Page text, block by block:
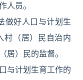
人员。
做好人口与计划生
村（居）民自治内
居）民的监督。
与计划生育工作的